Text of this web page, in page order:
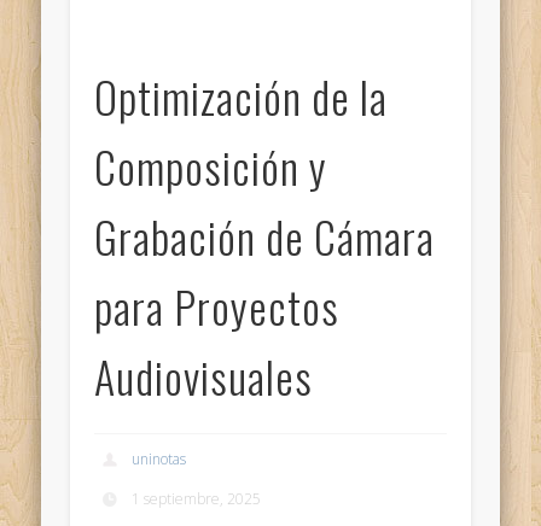
Optimización de la
Composición y
Grabación de Cámara
para Proyectos
Audiovisuales
uninotas
1 septiembre, 2025